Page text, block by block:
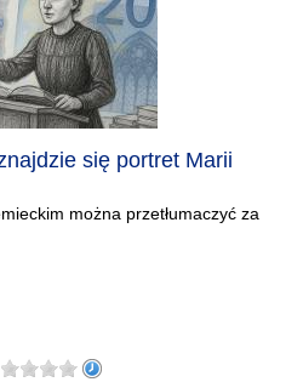
się portret Marii
można przetłumaczyć za